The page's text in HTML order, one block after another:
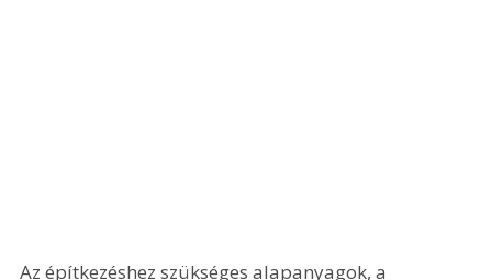
Az építkezéshez szükséges alapanyagok, a